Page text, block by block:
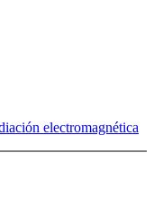
electromagnética